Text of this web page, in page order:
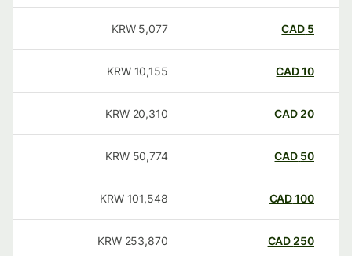
CAD
5,077
KRW
CAD
10,155
KRW
20
CAD
20,310
KRW
50
CAD
50,774
KRW
100
CAD
101,548
KRW
250
CAD
253,870
KRW